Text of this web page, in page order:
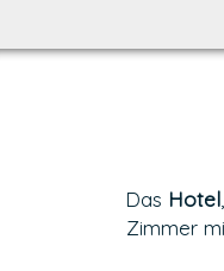
Das Hotel
Zimmer